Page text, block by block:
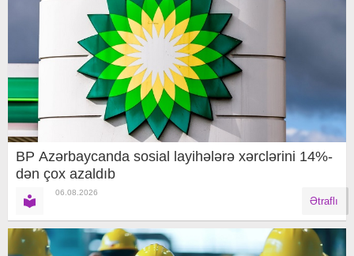
BP Azərbaycanda sosial layihələrə xərclərini 14%-
dən çox azaldıb
06.08.2026
Ətraflı